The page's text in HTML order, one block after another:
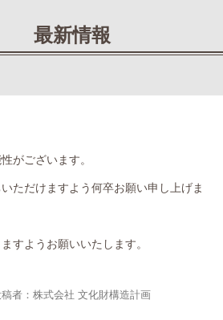
最新情報
がございます。
ただけますよう何卒お願い申し上げま
すようお願いいたします。
者： 株式会社 文化財構造計画